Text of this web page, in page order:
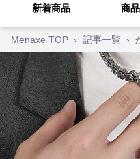
新着商品 商
Menaxe TOP › 記事一覧 ›